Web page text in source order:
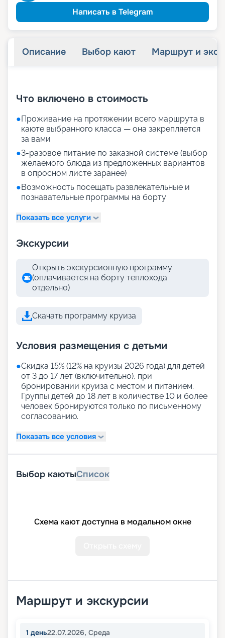
Написать в Telegram
Описание Выбор кают Маршрут и
Что включено в стоимость
●Проживание на протяжении всего маршрута в
каюте выбранного класса — она закрепляется
за вами
●3-разовое питание по заказной системе (выбор
желаемого блюда из предложенных вариантов
в опросном листе заранее)
●Возможность посещать развлекательные и
познавательные программы на борту
Показать все услуги
Экскурсии
Открыть экскурсионную программу
(оплачивается на борту теплохода
отдельно)
Скачать программу круиза
Условия размещения с детьми
●Скидка 15% (12% на круизы 2026 года) для детей
от 3 до 17 лет (включительно), при
бронировании круиза с местом и питанием.
Группы детей до 18 лет в количестве 10 и более
человек бронируются только по письменному
согласованию.
Показать все условия
Выбор каютыСписок
Схема кают доступна в модальном окне
Маршрут и экскурсии
1 день22.07.2026, Среда